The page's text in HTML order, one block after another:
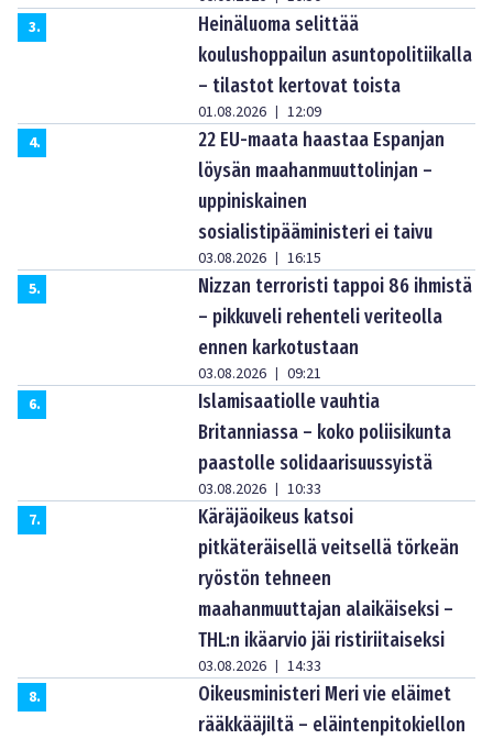
3.
Heinäluoma selittää
koulushoppailun asuntopolitiikalla
– tilastot kertovat toista
01.08.2026 | 12:09
4.
22 EU-maata haastaa Espanjan
löysän maahanmuuttolinjan –
uppiniskainen
sosialistipääministeri ei taivu
03.08.2026 | 16:15
5.
Nizzan terroristi tappoi 86 ihmistä
– pikkuveli rehenteli veriteolla
ennen karkotustaan
03.08.2026 | 09:21
6.
Islamisaatiolle vauhtia
Britanniassa – koko poliisikunta
paastolle solidaarisuussyistä
03.08.2026 | 10:33
7.
Käräjäoikeus katsoi
pitkäteräisellä veitsellä törkeän
ryöstön tehneen
maahanmuuttajan alaikäiseksi –
THL:n ikäarvio jäi ristiriitaiseksi
03.08.2026 | 14:33
8.
Oikeusministeri Meri vie eläimet
rääkkääjiltä – eläintenpitokiellon